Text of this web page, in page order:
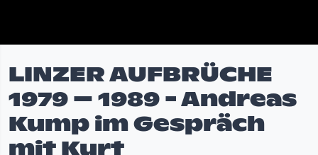
LINZER AUFBRÜCHE
1979 – 1989 - Andreas
Kump im Gespräch
mit Kurt